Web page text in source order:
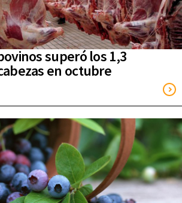
superó los 1,3
en octubre